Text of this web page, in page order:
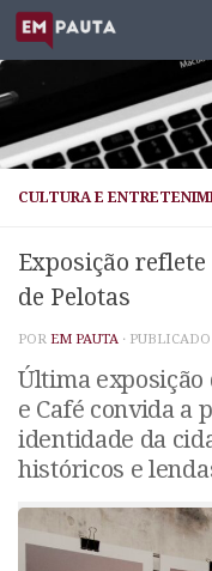
Skip to content
CULTURA E
Exposição
de Pelotas
POR EM PAUTA ·
Última exposição
e Café convida a
identidade da
históricos e